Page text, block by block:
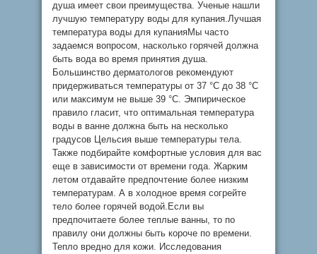
душа имеет свои преимущества. Ученые нашли
лучшую температуру воды для купания.Лучшая
температура воды для купанияМы часто
задаемся вопросом, насколько горячей должна
быть вода во время принятия душа.
Большинство дерматологов рекомендуют
придерживаться температуры от 37 °C до 38 °C
или максимум не выше 39 °C. Эмпирическое
правило гласит, что оптимальная температура
воды в ванне должна быть на несколько
градусов Цельсия выше температуры тела.
Также подбирайте комфортные условия для вас
еще в зависимости от времени года. Жарким
летом отдавайте предпочтение более низким
температурам. А в холодное время согрейте
тело более горячей водой.Если вы
предпочитаете более теплые ванны, то по
правилу они должны быть короче по времени.
Тепло вредно для кожи. Исследования